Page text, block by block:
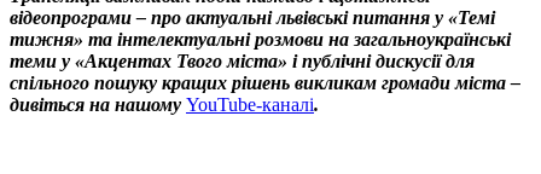
відеопрограми – про актуальні львівські питання у «Темі
тижня» та інтелектуальні розмови на загальноукраїнські
теми у «Акцентах Твого міста» і публічні дискусії для
спільного пошуку кращих рішень викликам громади міста –
дивіться на нашому YouTube-каналі.